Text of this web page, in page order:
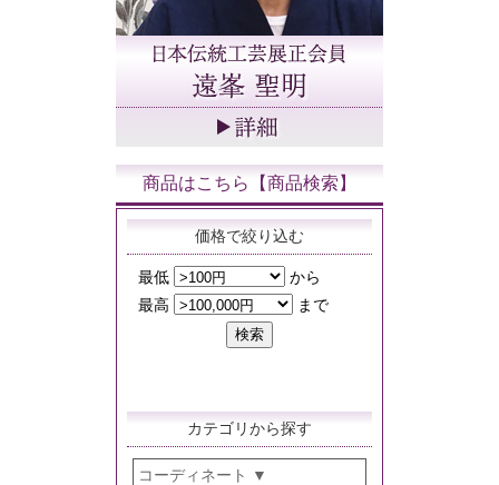
商品はこちら【商品検索】
価格で絞り込む
カテゴリから探す
コーディネート